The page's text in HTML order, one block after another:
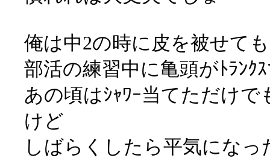
俺は中2の時に皮を被せて
部活の練習中に亀頭がﾄﾗﾝｸ
あの頃はｼｬﾜｰ当てただけ
けど
しばらくしたら平気になっ